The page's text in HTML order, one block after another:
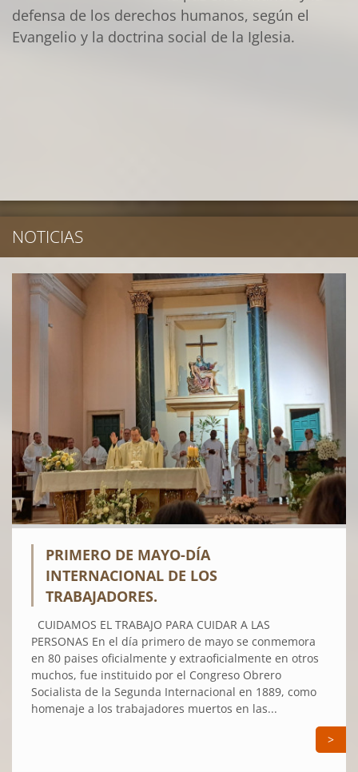
defensa de los derechos humanos, según el
Evangelio y la doctrina social de la Iglesia.
NOTICIAS
PRIMERO DE MAYO-DÍA
INTERNACIONAL DE LOS
TRABAJADORES.
CUIDAMOS EL TRABAJO PARA CUIDAR A LAS
PERSONAS En el día primero de mayo se conmemora
en 80 paises oficialmente y extraoficialmente en otros
muchos, fue instituido por el Congreso Obrero
Socialista de la Segunda Internacional en 1889, como
homenaje a los trabajadores muertos en las...
>